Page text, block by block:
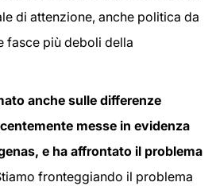
di attenzione, anche politica da
fasce più deboli della
anche sulle differenze
messe in evidenza
e ha affrontato il problema
fronteggiando il problema